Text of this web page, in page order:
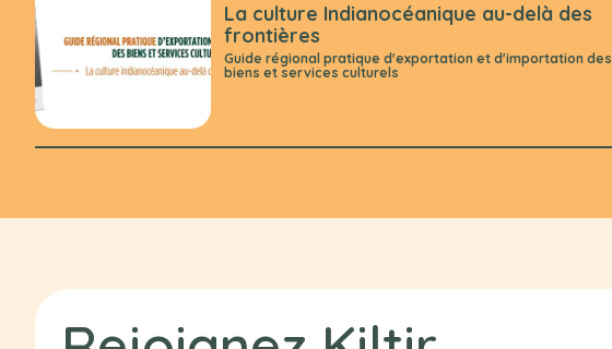
La culture Indianocéanique au-delà des
frontières
Guide régional pratique d'exportation et d'importation des
biens et services culturels